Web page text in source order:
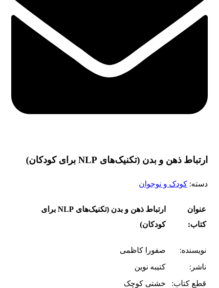
ارتباط ذهن و بدن (تکنیک‌های NLP برای کودکان)
دسته: کودک و نوجوان
عنوان
کتاب:
ارتباط ذهن و بدن (تکنیک‌های NLP برای
کودکان)
نویسنده:
صفورا کاظمی
ناشر:
کتیبه نوین
قطع کتاب:
خشتی کوچک